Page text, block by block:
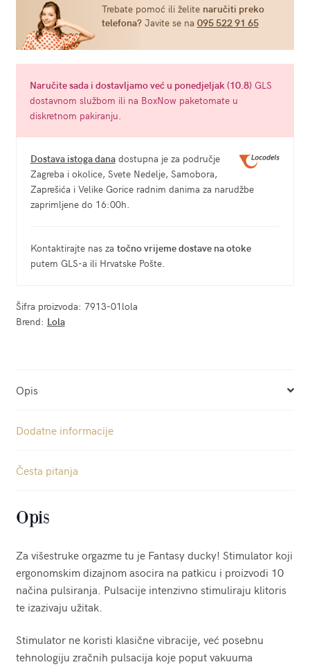
količina
Trebate pomoć ili želite naručiti preko
telefona?Javite se na 095 522 91 65
Naručitesadai dostavljamo već u ponedjeljak (10.8) GLS
dostavnom službom ili na BoxNow paketomate u
diskretnom pakiranju.
Dostava istoga danadostupna je za područje
Zagreba i okolice, Svete Nedelje, Samobora,
Zaprešića i Velike Gorice radnim danima za narudžbe
zaprimljene do 16:00h.
Kontaktirajte nas za točno vrijeme dostave na otoke
putem GLS-a ili Hrvatske Pošte.
Šifra proizvoda: 7913-01lola
Brend: Lola
Opis
Dodatne informacije
Česta pitanja
Opis
Za višestruke orgazme tu je Fantasy ducky! Stimulator koji
ergonomskim dizajnom asocira na patkicu i proizvodi 10
načina pulsiranja. Pulsacije intenzivno stimuliraju klitoris
te izazivaju užitak.
Stimulator ne koristi klasične vibracije, već posebnu
tehnologiju zračnih pulsacija koje poput vakuuma